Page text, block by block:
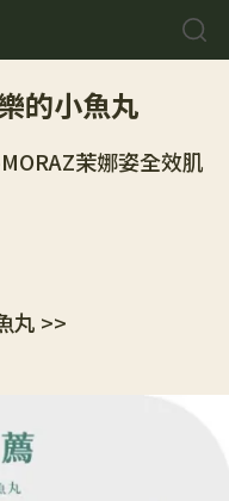
的小魚丸
茉娜姿全效肌
丸 >>